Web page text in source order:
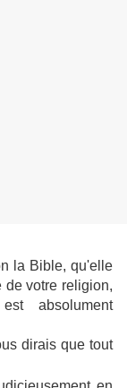
la Bible, qu'elle
votre religion,
absolument
dirais que tout